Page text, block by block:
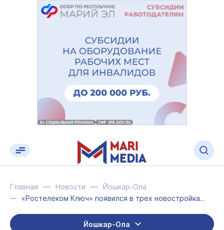
Главная Новости
Йошкар-Ола
«Ростелеком Ключ» появился в трех новостройках в Марий Эл
Йошкар-Ола